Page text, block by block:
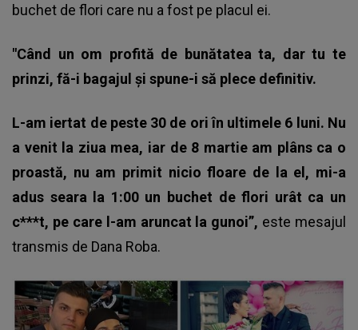
buchet de flori care nu a fost pe placul ei.
"Când un om profită de bunătatea ta, dar tu te
prinzi, fă-i bagajul și spune-i să plece definitiv.
L-am iertat de peste 30 de ori în ultimele 6 luni. Nu
a venit la ziua mea, iar de 8 martie am plâns ca o
proastă, nu am primit nicio floare de la el, mi-a
adus seara la 1:00 un buchet de flori urât ca un
c***t, pe care l-am aruncat la gunoi”, este mesajul
transmis de Dana Roba.